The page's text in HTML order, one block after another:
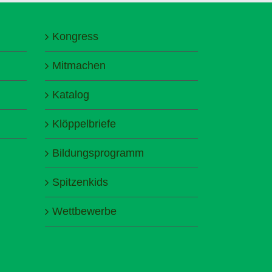
Kongress
Mitmachen
Katalog
Klöppelbriefe
Bildungsprogramm
Spitzenkids
Wettbewerbe